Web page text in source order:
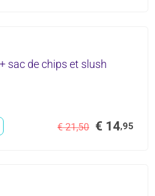
sac de chips et slush
€ 21,50 € 14,95